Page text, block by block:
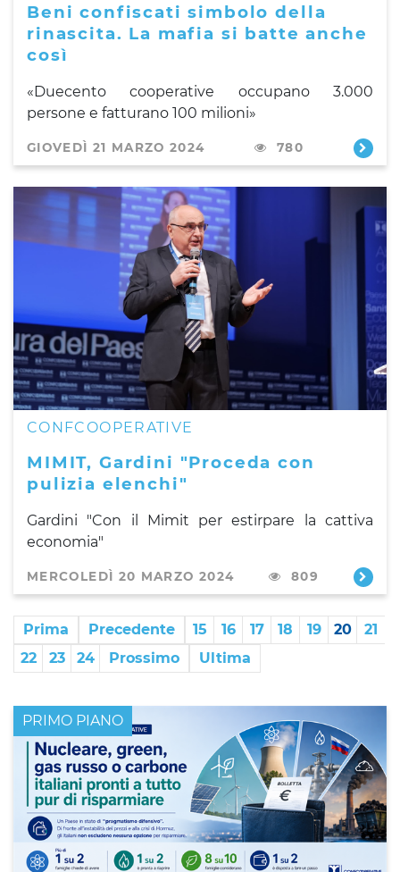
Beni confiscati simbolo della
rinascita. La mafia si batte anche
così
«Duecento cooperative occupano 3.000
persone e fatturano 100 milioni»
GIOVEDÌ 21 MARZO 2024 780
CONFCOOPERATIVE
MIMIT, Gardini "Proceda con
pulizia elenchi"
Gardini "Con il Mimit per estirpare la cattiva
economia"
MERCOLEDÌ 20 MARZO 2024 809
Prima Precedente 15 16 17 18 19 20
21
22
23 24 Prossimo Ultima
PRIMO PIANO